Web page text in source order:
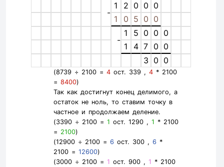
-
1 2 0 0 0
1
0 5 0 0
-
1 5 0 0 0
1
4 7 0 0
3 0 0
(8739 ÷ 2100 = 4ост. 339 , 4* 2100
= 8400)
Так как достигнут конец делимого, а
остаток не ноль, то ставим точку в
частное и продолжаем деление.
(3390 ÷ 2100 = 1 ост. 1290 , 1 * 2100
= 2100)
(12900 ÷ 2100 = 6 ост. 300 , 6 *
2100 = 12600)
(3000 ÷ 2100 = 1 ост. 900 , 1 * 2100